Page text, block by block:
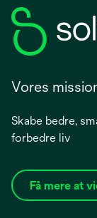
Vores
Skabe bedre,
forbedre liv
Få mere at